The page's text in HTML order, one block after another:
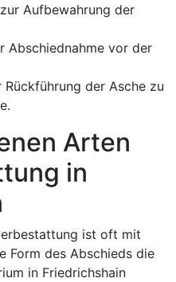
Aufbewahrung der
Abschiednahme vor der
Rückführung der Asche zu
Arten
in
ist oft mit
Form des Abschieds die
in Friedrichshain